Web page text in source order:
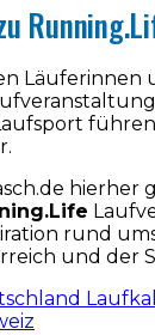
Läuferinnen
hierher
rund
und der